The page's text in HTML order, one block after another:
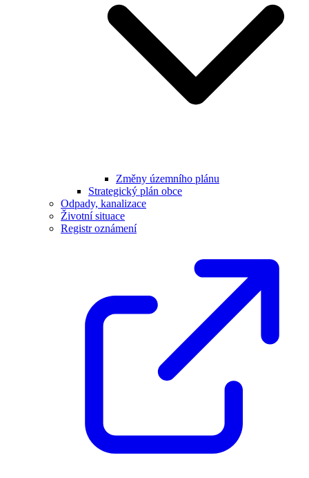
Změny územního plánu
Strategický plán obce
Odpady, kanalizace
Životní situace
Registr oznámení